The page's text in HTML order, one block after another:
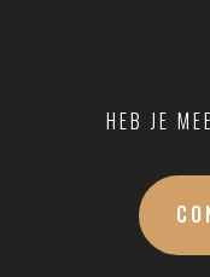
HEB JE